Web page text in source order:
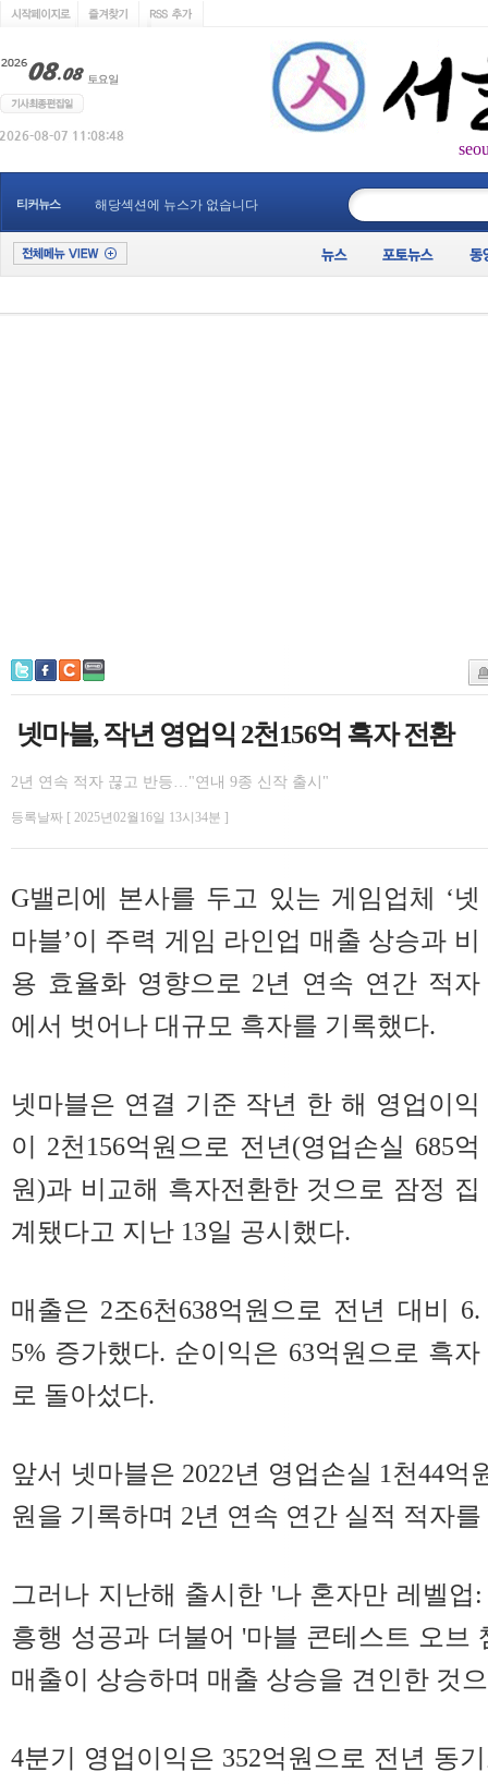
티커뉴스 해당섹션에 뉴스가 없습니다
넷마블, 작년 영업익 2천156억 흑자 전환
2년 연속 적자 끊고 반등…"연내 9종 신작 출시"
등록날짜 [ 2025년02월16일 13시34분 ]
G밸리에 본사를 두고 있는 게임업체 ‘넷
마블’이 주력 게임 라인업 매출 상승과 비
용 효율화 영향으로 2년 연속 연간 적자
에서 벗어나 대규모 흑자를 기록했다.
넷마블은 연결 기준 작년 한 해 영업이익
이 2천156억원으로 전년(영업손실 685억
원)과 비교해 흑자전환한 것으로 잠정 집
계됐다고 지난 13일 공시했다.
매출은 2조6천638억원으로 전년 대비 6.
5% 증가했다. 순이익은 63억원으로 흑자
로 돌아섰다.
앞서 넷마블은 2022년 영업손실 1천44억
원을 기록하며 2년 연속 연간 실적 적자
그러나 지난해 출시한 '나 혼자만 레벨업
흥행 성공과 더불어 '마블 콘테스트 오브
매출이 상승하며 매출 상승을 견인한 것
4분기 영업이익은 352억원으로 전년 동